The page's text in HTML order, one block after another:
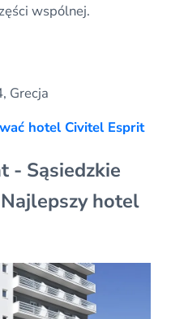
wspólnej.
Grecja
hotel Civitel Esprit
- Sąsiedzkie
hotel